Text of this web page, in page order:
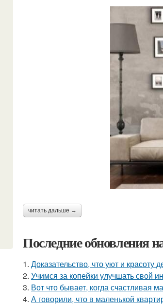
читать дальше →
Последние обновления
1. Доказательство, что уют и красоту
2. Учимся за копейки улучшать свой
3. Вот что бывает, когда счастливая
4. А говорили, что в маленькой